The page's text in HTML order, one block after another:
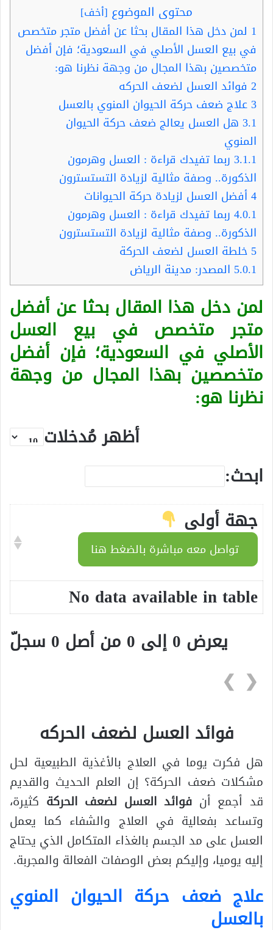
محتوى الموضوع [أخف]
1 لمن دخل هذا المقال بحثا عن أفضل متجر متخصص
في بيع العسل الأصلي في السعودية؛ فإن أفضل
متخصصين بهذا المجال من وجهة نظرنا هو:
2 فوائد العسل لضعف الحركه
3علاج ضعف حركة الحيوان المنوي بالعسل
3.1 هل العسل يعالج ضعف حركة الحيوان
المنوي
3.1.1 ربما تفيدك قراءة : العسل وهرمون
الذكورة.. وصفة مثالية لزيادة التستسترون
4أفضل العسل لزيادة حركة الحيوانات
4.0.1 ربما تفيدك قراءة : العسل وهرمون
الذكورة.. وصفة مثالية لزيادة التستسترون
5 خلطة العسل لضعف الحركة
5.0.1 المصدر: مدينة الرياض
لمن دخل هذا المقال بحثا عن أفضل
متجر متخصص في بيع العسل
الأصلي في السعودية؛ فإن أفضل
متخصصين بهذا المجال من وجهة
نظرنا هو:
أظهر مُدخلات
ابحث:
جهة أولى
تواصل معه مباشرة بالضغط هنا
No data available in table
يعرض 0 إلى 0 من أصل 0 سجلّ
❮
❯
فوائد العسل لضعف الحركه
هل فكرت يوما في العلاج بالأغذية الطبيعية لحل
مشكلات ضعف الحركة؟ إن العلم الحديث والقديم
قد أجمع أن فوائد العسل لضعف الحركة كثيرة،
وتساعد بفعالية في العلاج والشفاء كما يعمل
العسل على مد الجسم بالغذاء المتكامل الذي يحتاج
إليه يوميا، وإليكم بعض الوصفات الفعالة والمجربة.
علاج ضعف حركة الحيوان المنوي
بالعسل